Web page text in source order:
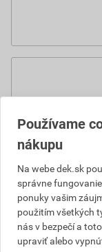
Používame
nákupu
Na webe dek.sk
správne
ponuky vašim
použitím všetkých
nás v bezpečí a
upraviť alebo